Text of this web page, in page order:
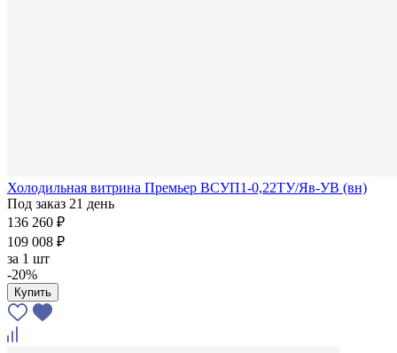
Холодильная витрина Премьер ВСУП1-0,22ТУ/Яв-УВ (вн)
Под заказ 21 день
136 260 ₽
109 008 ₽
за 1 шт
-20%
Купить